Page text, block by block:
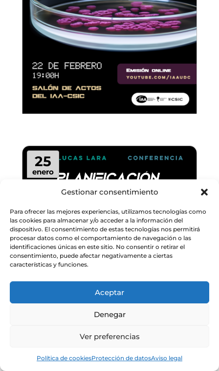
Gestionar consentimiento
Para ofrecer las mejores experiencias, utilizamos tecnologías como
las cookies para almacenar y/o acceder a la información del
dispositivo. El consentimiento de estas tecnologías nos permitirá
procesar datos como el comportamiento de navegación o las
identificaciones únicas en este sitio. No consentir o retirar el
consentimiento, puede afectar negativamente a ciertas
características y funciones.
Aceptar
Denegar
Ver preferencias
Política de cookiesProtección de datosAviso legal
25
enero